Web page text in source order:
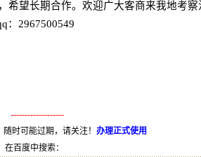
望长期合作。欢迎广大客商来我地考察
：2967500549
-------------------
时可能过期，请关注！ 办理正式使用
在百度中搜索：